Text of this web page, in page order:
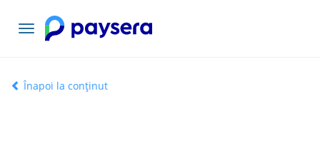
Comutați
navigarea
Înapoi la conținut